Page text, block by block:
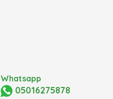
Whatsapp
05016275878